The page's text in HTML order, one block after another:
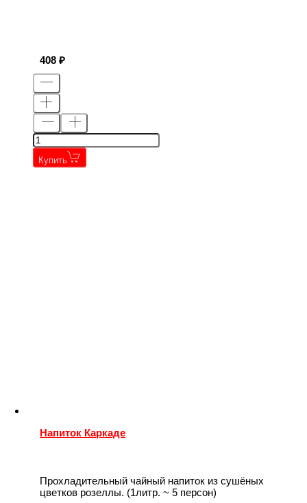
408
Купить
Напиток Каркаде
Прохладительный чайный напиток из сушёных
цветков розеллы. (1литр. ~ 5 персон)